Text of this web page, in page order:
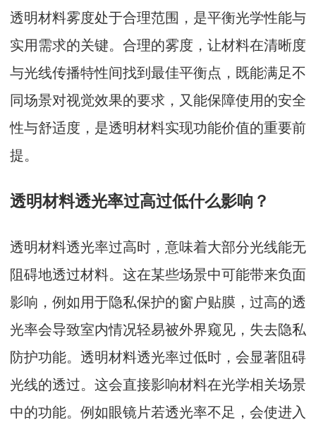
透明材料雾度处于合理范围，是平衡光学性能与
实用需求的关键。合理的雾度，让材料在清晰度
与光线传播特性间找到最佳平衡点，既能满足不
同场景对视觉效果的要求，又能保障使用的安全
性与舒适度，是透明材料实现功能价值的重要前
提。
透明材料透光率过高过低什么影响？
透明材料透光率过高时，意味着大部分光线能无
阻碍地透过材料。这在某些场景中可能带来负面
影响，例如用于隐私保护的窗户贴膜，过高的透
光率会导致室内情况轻易被外界窥见，失去隐私
防护功能。透明材料透光率过低时，会显著阻碍
光线的透过。这会直接影响材料在光学相关场景
中的功能。例如眼镜片若透光率不足，会使进入